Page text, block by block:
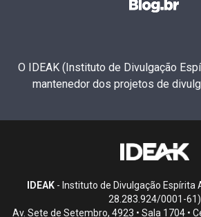
O IDEAK (Instituto de Divulgação
mantenedor dos projetos de
IDEAK- Instituto de Divulgação Espírita
28.283.924/0001-61)
Av. Sete de Setembro, 4923 • Sala 1704 •